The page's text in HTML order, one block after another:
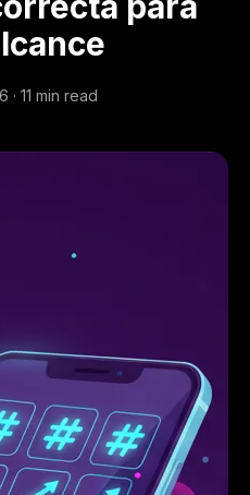
· 11 min read